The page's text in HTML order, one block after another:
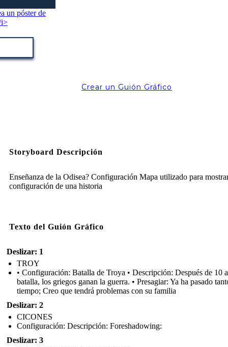
Crear un Guión Gráfico
Storyboard Descripción
Enseñanza de la Odisea? Configuración Mapa utilizado para
configuración de una historia
Texto del Guión Gráfico
Deslizar: 1
TROY
• Configuración: Batalla de Troya • Descripción: Después de 10
batalla, los griegos ganan la guerra. • Presagiar: Ya ha pasado
tiempo; Creo que tendrá problemas con su familia
Deslizar: 2
CICONES
Configuración: Descripción: Foreshadowing:
Deslizar: 3